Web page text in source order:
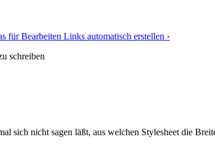
für Bearbeiten Links automatisch erstellen ›
schreiben
sich nicht sagen läßt, aus welchen Stylesheet die